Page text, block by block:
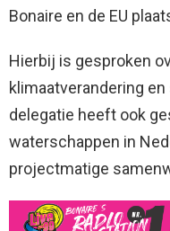
Bonaire en de EU
Hierbij is gesproken
klimaatverandering
delegatie heeft ook
waterschappen in
projectmatige